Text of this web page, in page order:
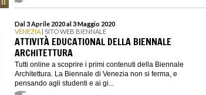
Dal 3 Aprile 2020 al 3 Maggio 2020
VENEZIA | SITO WEB BIENNALE
ATTIVITÀ EDUCATIONAL DELLA BIENNALE
ARCHITETTURA
Tutti online a scoprire i primi contenuti della Biennale
Architettura. La Biennale di Venezia non si ferma, e
pensando agli studenti e ai gi...